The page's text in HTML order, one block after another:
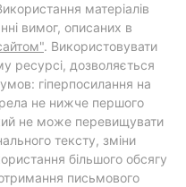
матеріалів
вимог, описаних в
. Використовувати
ресурсі, дозволяється
гіперпосилання на
не нижче першого
не може перевищувати
тексту, зміни
більшого обсягу
письмового